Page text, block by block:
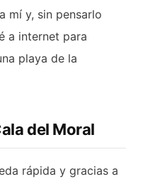
mí y, sin pensarlo
a internet para
playa de la
del Moral
rápida y gracias a